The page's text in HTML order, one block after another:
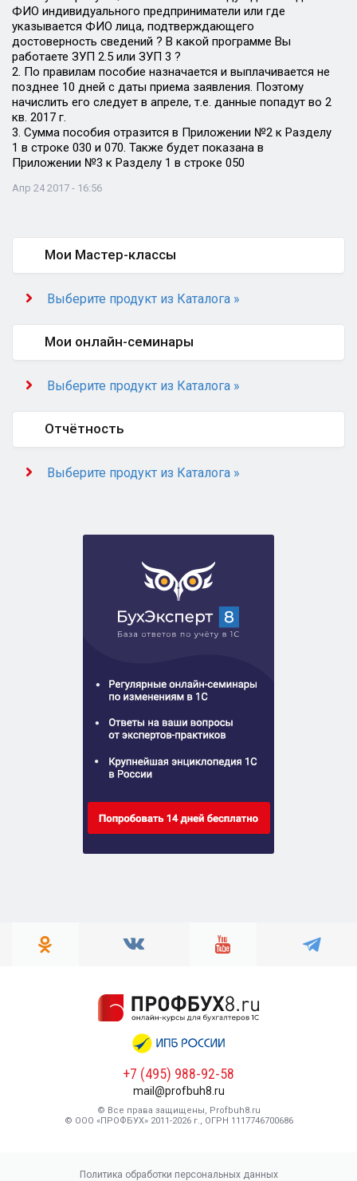
ФИО индивидуального предприниматели или где
указывается ФИО лица, подтверждающего
достоверность сведений ? В какой программе Вы
работаете ЗУП 2.5 или ЗУП 3 ?
2. По правилам пособие назначается и выплачивается не
позднее 10 дней с даты приема заявления. Поэтому
начислить его следует в апреле, т.е. данные попадут во 2
кв. 2017 г.
3. Сумма пособия отразится в Приложении №2 к Разделу
1 в строке 030 и 070. Также будет показана в
Приложении №3 к Разделу 1 в строке 050
Апр 24 2017 - 16:56
Мои Мастер-классы
Выберите продукт из Каталога »
Мои онлайн-семинары
Выберите продукт из Каталога »
Отчётность
Выберите продукт из Каталога »
+7 (495) 988-92-58
mail@profbuh8.ru
© Все права защищены, Profbuh8.ru
© ООО «ПРОФБУХ» 2011-2026 г., ОГРН 1117746700686
Политика обработки персональных данных